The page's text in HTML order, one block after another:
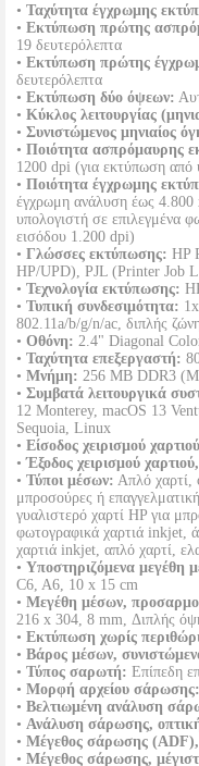
• Ταχύτητα έγχρωμης
• Εκτύπωση πρώτης
19 δευτερόλεπτα
• Εκτύπωση πρώτης
δευτερόλεπτα
• Εκτύπωση δύο όψεων:
• Κύκλος λειτουργίας
• Συνιστώμενος μηνιαίος
• Ποιότητα ασπρόμαυρης
1200 dpi (για εκτύπωση από
• Ποιότητα έγχρωμης
έγχρωμη ανάλυση έως
υπολογιστή σε επιλεγμένα
εισόδου 1.200 dpi)
• Γλώσσες εκτύπωσης: HP
HP/UPD), PJL (Printer Job
• Τεχνολογία εκτύπωσης:
• Τυπική συνδεσιμότητα:
802.11a/b/g/n/ac, διπλής
• Οθόνη: 2.4" Diagonal
• Ταχύτητα επεξεργαστή:
• Μνήμη: 256 MB DDR3
• Συμβατά λειτουργικά
12 Monterey, macOS 13
Sequoia, Linux
• Είσοδος χειρισμού
•Έξοδος χειρισμού
• Τύποι μέσων: Απλό χαρτί,
μπροσούρες ή
γυαλιστερό χαρτί HP για
φωτογραφικά χαρτιά inkjet,
χαρτιά inkjet, απλό χαρτί,
• Υποστηριζόμενα μεγέθη
C6, A6, 10 x 15 cm
• Μεγέθη μέσων,
216 x 304, 8 mm, Διπλής
• Εκτύπωση χωρίς
• Βάρος μέσων,
• Τύπος σαρωτή: Επίπεδη
• Μορφή αρχείου σάρωσης:
• Βελτιωμένη ανάλυση
• Ανάλυση σάρωσης,
• Μέγεθος σάρωσης (ADF),
• Μέγεθος σάρωσης,